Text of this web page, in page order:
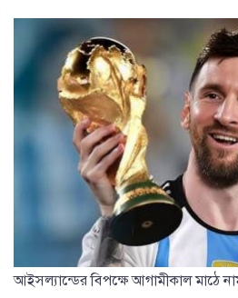
আইসল্যান্ডের বিপক্ষে আগামীকাল মাঠে